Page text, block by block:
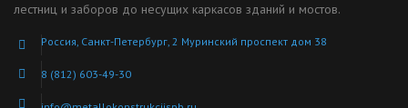
лестниц и заборов до несущих каркасов зданий и мостов.
Россия, Санкт-Петербург, 2 Муринский проспект дом 38
8 (812) 603-49-30